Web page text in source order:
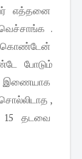
எத்தனை
.
கொண்டேன்
போடும்
இணையாக
,
தடவை